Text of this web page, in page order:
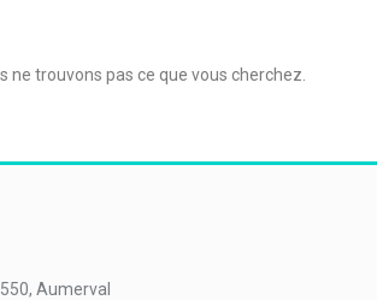
ne trouvons pas ce que vous cherchez.
Aumerval